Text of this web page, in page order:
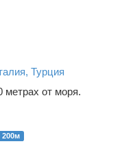
Турция
метрах от моря.